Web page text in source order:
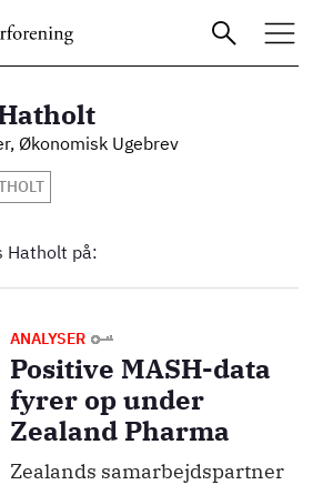
Økonomisk Ugebrev
Hatholt på:
ANALYSER
Positive MASH-data
fyrer op under
Zealand Pharma
Zealands samarbejdspartner